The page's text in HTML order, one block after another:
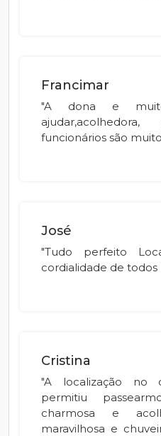
Francimar
"A dona e
funcionários são
José
"Tudo perfeito
cordialidade de todos
Cristina
"A localização no
permitiu
charmosa e
maravilhosa e